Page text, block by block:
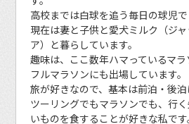
高校までは白球を追う毎日の球児で
現在は妻と子供と愛犬ミルク（ジ
ア）と暮らしています。
趣味は、ここ数年ハマっているマラ
フルマラソンにも出場しています。
旅が好きなので、基本は前泊・後泊
ツーリングでもマラソンでも、行
いものを食することが好きな私です